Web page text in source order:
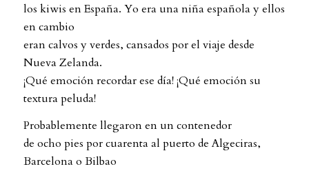
los kiwis en España. Yo era una niña española y ellos
en cambio
eran calvos y verdes, cansados por el viaje desde
Nueva Zelanda.
¡Qué emoción recordar ese día! ¡Qué emoción su
textura peluda!
Probablemente llegaron en un contenedor
de ocho pies por cuarenta al puerto de Algeciras,
Barcelona o Bilbao